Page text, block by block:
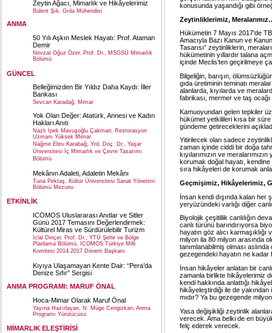
Zeytin Ağacı, Mimarlık ve Hikâyelerimiz
Bülent Şık, Gıda Mühendisi
ANMA
50 Yılı Aşkın Meslek Hayatı: Prof. Ataman
Demir
Nevzat Oğuz Özer, Prof. Dr., MSGSÜ Mimarlık
Bölümü
GÜNCEL
Belleğimizden Bir Yıldız Daha Kaydı: İller
Bankası
Sevcan Karadağ, Mimar
Yok Olan Değer: Atatürk, Annesi ve Kadın
Hakları Anıtı
Nazlı İpek Mavuşoğlu Çakman, Restorasyon
Uzmanı Yüksek Mimar
Nağme Ebru Karabağ, Yrd. Doç. Dr., Yaşar
Üniversitesi İç Mimarlık ve Çevre Tasarımı
Bölümü
Mekânın Adaleti, Adaletin Mekânı
Tuna Pektaş, Kültür Üniversitesi Sanat Yönetimi
Bölümü Mezunu
ETKİNLİK
ICOMOS Uluslararası Anıtlar ve Sitler
Günü 2017 Temasını Değerlendirmek:
Kültürel Miras ve Sürdürülebilir Turizm
İclal Dinçer, Prof. Dr., YTÜ Şehir ve Bölge
Planlama Bölümü, ICOMOS Türkiye Milli
Komitesi 2014-2017 Dönem Başkanı
Kıyıya Ulaşamayan Kente Dair: “Pera’da
Denize Sıfır” Sergisi
ANMA PROGRAMI: MARUF ÖNAL
Hoca-Mimar Olarak Maruf Önal
Yayına Hazırlayan, N. Müge Cengizkan, Anma
Programı Yürütücüsü
MİMARLIK ELEŞTİRİSİ
konusunda yaşandığı gibi
Zeytinliklerimiz,
Hükümetin 7 Mayıs 2017’de
Amacıyla Bazı Kanun ve
Tasarısı” zeytinliklerin,
hükümetinin yıllardır talana
içinde Meclis’ten geçirilmeye
Bilgeliğin, barışın,
gıda üretiminin teminatı
alanlarda, kıyılarda ve
fabrikası, mermer ve taş
Kamuoyundan gelen tepkiler
hükümet yetkilileri kısa bir
gündeme getireceklerini
Yitirilecek olan sadece
zaman içinde ciddi bir doğa
kıyılarımızın ve
korumak doğal hayatı, kendine
sıra hikâyeleri de korumak
Geçmişimiz, Hikâyelerimiz,
İnsan kendi dışında kalan
yeryüzündeki varlığı diğer
Biyolojik çeşitlilik canlılığın
canlı türünü barındırıyorsa
hayatın göz alıcı
milyon ila 80 milyon arasında
tanımlanabilmiş olması
gezegendeki hayatın ne kadar
İnsan hikâyeler anlatan bir
zamanla birlikte hikâyelerimiz
kendi hakkında anlattığı
hikâyeleştirdiği ile de
mıdır? Ya bu gezegende
Yasa değişikliği zeytinlik
verecek. Ama belki de en
felç ederek verecek.